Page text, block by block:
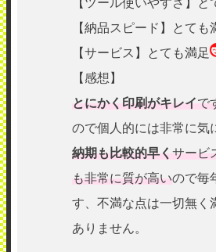
【納品スピード】とても
【サービス】とても満足
【感想】
とにかく印刷がキレイで
ので個人的には非常に気
納期も比較的早く サービ
も非常に質が高いので毎
す、不満な点は一切無く
ありません。